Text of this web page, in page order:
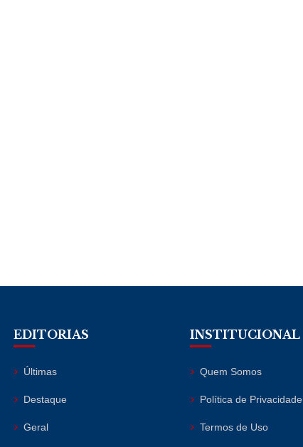
EDITORIAS
Últimas
Destaque
Geral
INSTITUCIONAL
Quem Somos
Política de Privacidade
Termos de Uso